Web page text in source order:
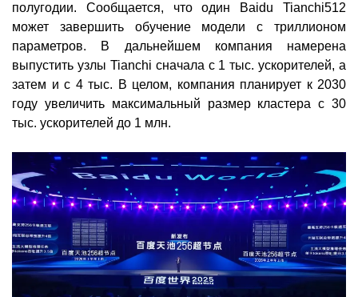
полугодии. Сообщается, что один Baidu Tianchi512
может завершить обучение модели с триллионом
параметров. В дальнейшем компания намерена
выпустить узлы Tianchi сначала с 1 тыс. ускорителей, а
затем и с 4 тыс. В целом, компания планирует к 2030
году увеличить максимальный размер кластера с 30
тыс. ускорителей до 1 млн.